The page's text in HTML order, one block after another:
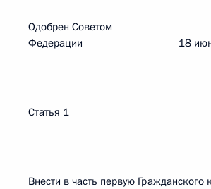
Одобрен Советом
Федерации 18 июня
Статья 1
Внести в часть первую Гражданского